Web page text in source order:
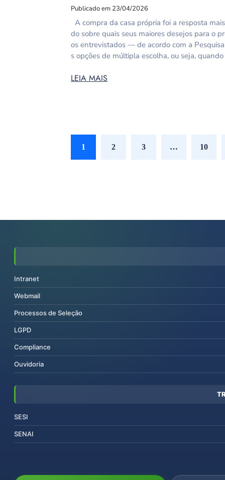
Publicado em 23/04/2026
A compra da casa própria foi a resposta
do sobre quais seus maiores desejos para o
os entrevistados — de acordo com a
s opções de múltipla escolha, ou seja,
LEIA MAIS
1 2 3 … 10
Intranet
Webmail
Processos de Seleção
LGPD
Compliance
Ouvidoria
SESI
SENAI